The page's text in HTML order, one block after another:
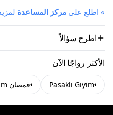
» اطلع على مركز المساعدة
اطرح سؤالاً
الأكثر رواجًا الآن
Pasaklı Giyim قمصان Pasaklı Giyim